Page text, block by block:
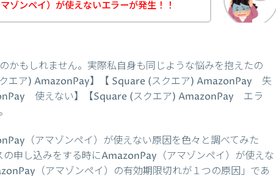
ゾンペイ）が使えないエラーが発生！！
かもしれません。実際私自身も同じような悩みを抱えたの
エア) AmazonPay】【 Square (スクエア) AmazonPay 失
使えない】【Square (スクエア) AmazonPay エラ
（アマゾンペイ）が使えない原因を色々と調べてみた
申し込みをする時にAmazonPay（アマゾンペイ）が使えな
（アマゾンペイ）の有効期限切れが１つの原因」であ